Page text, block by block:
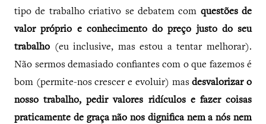
tipo de trabalho criativo se debatem com questões de
valor próprio e conhecimento do preço justo do seu
trabalho (eu inclusive, mas estou a tentar melhorar).
Não sermos demasiado confiantes com o que fazemos é
bom (permite-nos crescer e evoluir) masdesvalorizar o
nosso trabalho, pedir valores ridículos e fazer coisas
praticamente de graça não nos dignifica nem a nós nem